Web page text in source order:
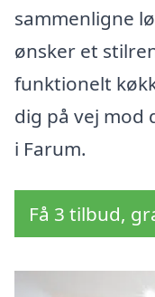
sammenligne
ønsker et
funktionelt
dig på vej mod
i Farum.
Få 3 tilbud,